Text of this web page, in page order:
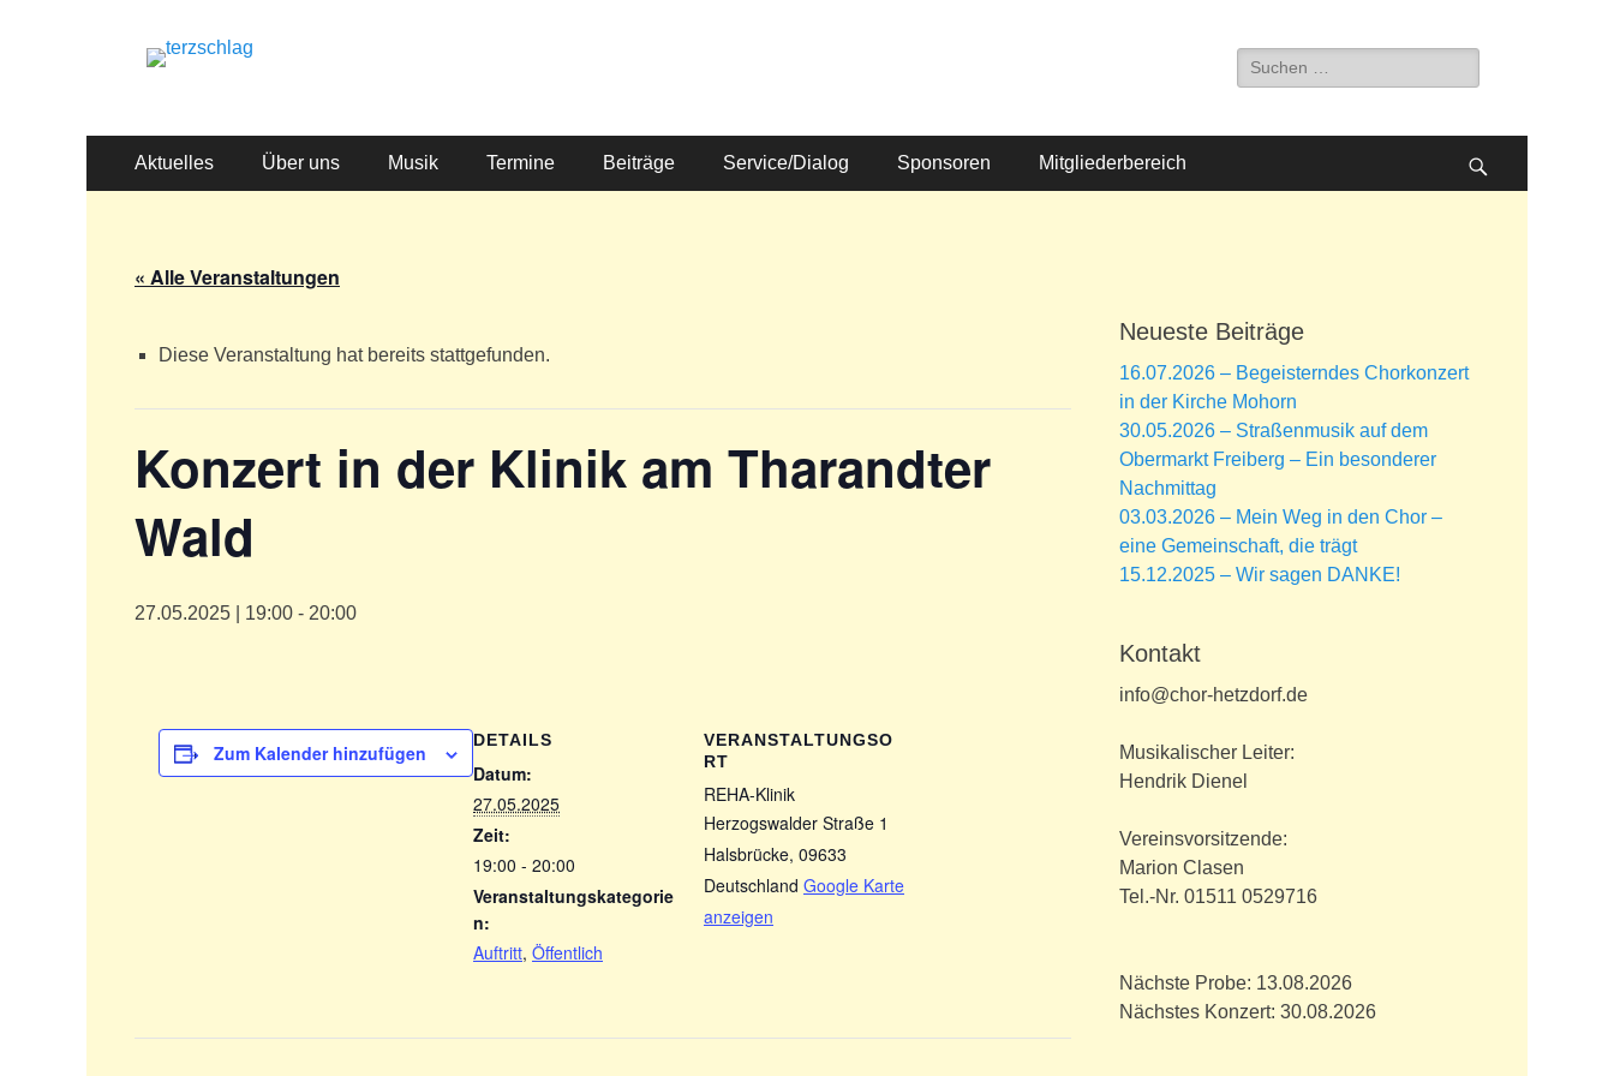
terzschlag
Gemischter Chor Hetzdorf e. V.
Suche
nach:
Primäres
Menü
Aktuelles Über uns Musik Termine Beiträge Service/Dialog Sponsoren Mitgliederbereich
« Alle Veranstaltungen
Diese Veranstaltung hat bereits stattgefunden.
Konzert in der Klinik am Tharandter
Wald
27.05.2025 | 19:00 - 20:00
Zum Kalender hinzufügen
DETAILS
Datum:
27.05.2025
Zeit:
19:00 - 20:00
Veranstaltungskategorie
n:
Auftritt, Öffentlich
VERANSTALTUNGSO
RT
REHA-Klinik
Herzogswalder Straße 1
Halsbrücke, 09633
Deutschland Google Karte
anzeigen
Neueste Beiträge
16.07.2026 – Begeisterndes Chorkonzert
in der Kirche Mohorn
30.05.2026 – Straßenmusik auf dem
Obermarkt Freiberg – Ein besonderer
Nachmittag
03.03.2026 – Mein Weg in den Chor –
eine Gemeinschaft, die trägt
15.12.2025 – Wir sagen DANKE!
Kontakt
info@chor-hetzdorf.de
Musikalischer Leiter:
Hendrik Dienel
Vereinsvorsitzende:
Marion Clasen
Tel.-Nr. 01511 0529716
Nächste Probe: 13.08.2026
Nächstes Konzert: 30.08.2026